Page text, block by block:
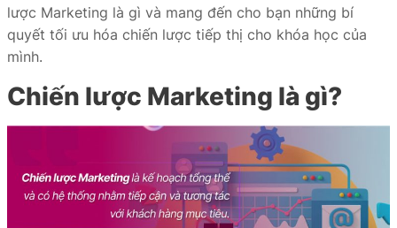
lược Marketing là gì và mang đến cho bạn những bí
quyết tối ưu hóa chiến lược tiếp thị cho khóa học của
mình.
Chiến lược Marketing là gì?